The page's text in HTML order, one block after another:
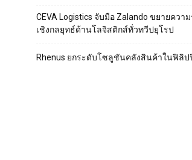
CEVA Logistics จับมือ Zalando ขยายควา
เชิงกลยุทธ์ด้านโลจิสติกส์ทั่วทวีปยุโรป
Rhenus ยกระดับโซลูชันคลังสินค้าในฟิลิ